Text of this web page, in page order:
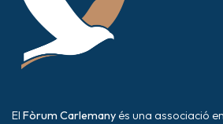
El Fòrum Carlemany és una associació